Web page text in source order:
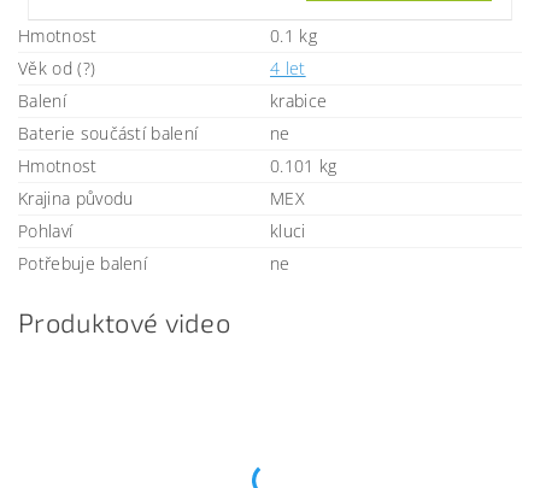
Hmotnost
0.1 kg
Věk od (?)
4 let
Balení
krabice
Baterie součástí balení
ne
Hmotnost
0.101 kg
Krajina původu
MEX
Pohlaví
kluci
Potřebuje balení
ne
Produktové video